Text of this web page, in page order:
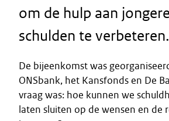
om de hulp aan
schulden te verbeteren.
De bijeenkomst was
ONSbank, het Kansfonds en De
vraag was: hoe kunnen we
laten sluiten op de wensen en de